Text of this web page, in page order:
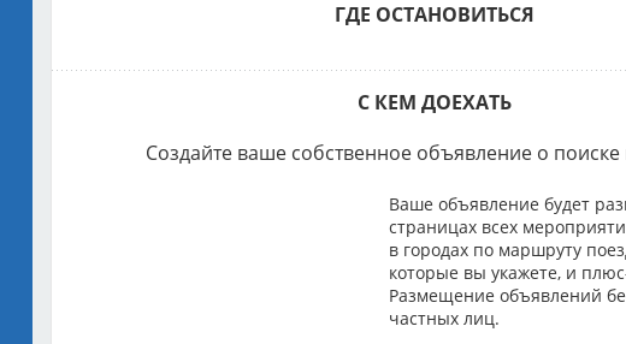
ГДЕ ОСТАНОВИТЬСЯ
С КЕМ ДОЕХАТЬ
Создайте ваше собственное объявление о поиске
Ваше объявление будет
страницах всех
в городах по маршруту
которые вы укажете, и
Размещение объявлений
частных лиц.